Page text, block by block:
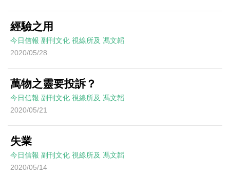
經驗之用
今日信報 副刊文化 視線所及 馮文韜
2020/05/28
萬物之靈要投訴？
今日信報 副刊文化 視線所及 馮文韜
2020/05/21
失業
今日信報 副刊文化 視線所及 馮文韜
2020/05/14